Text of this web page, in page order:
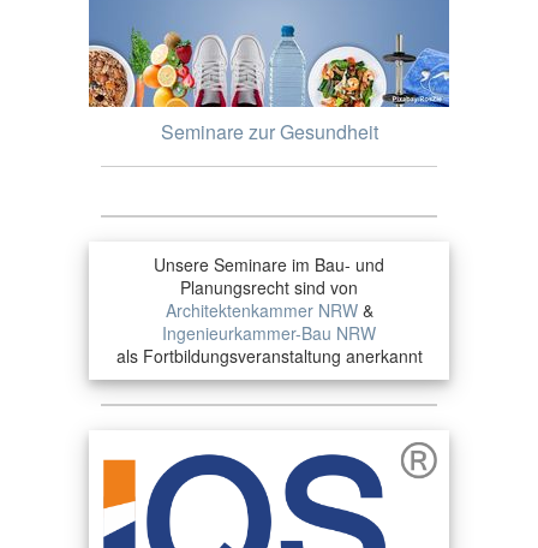
Seminare zur Gesundheit
Unsere Seminare im Bau- und
Planungsrecht sind von
Architektenkammer NRW&
Ingenieurkammer-Bau NRW
als Fortbildungsveranstaltung anerkannt